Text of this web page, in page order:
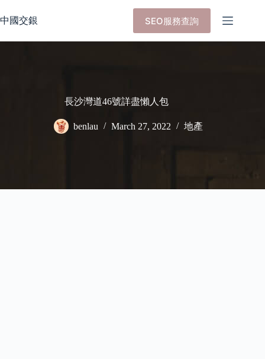
to
content
中國交銀 SEO服務查詢
長沙灣道46號詳盡懶人包
benlau March 27, 2022 地產